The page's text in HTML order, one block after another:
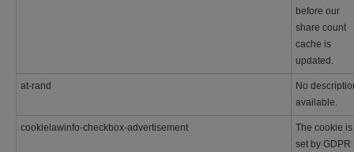
before our
share count
cache is
updated.
at-rand
No
available.
cookielawinfo-checkbox-advertisement
The cookie is
set by GDPR